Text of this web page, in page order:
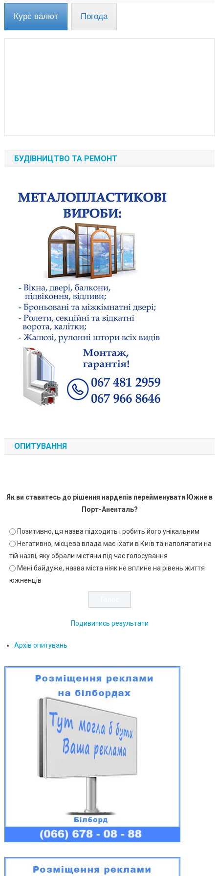
Курс валют Погода
БУДІВНИЦТВО ТА РЕМОНТ
ОПИТУВАННЯ
Як ви ставитесь до рішення нардепів перейменувати Южне в
Порт-Аненталь?
Позитивно, ця назва підходить і робить його унікальним
Негативно, місцева влада має їхати в Київ та наполягати на
тій назві, яку обрали містяни під час голосування
Мені байдуже, назва міста ніяк не вплине на рівень життя
южненців
Подивитись результати
Архів опитувань